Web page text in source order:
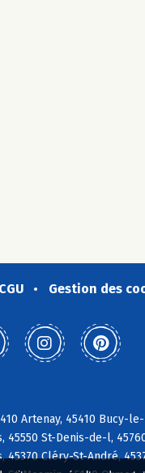
CGU Gestion des
Artenay, 45410 Bucy-
45550 St-Denis-de-l,
Cléry-St-André,